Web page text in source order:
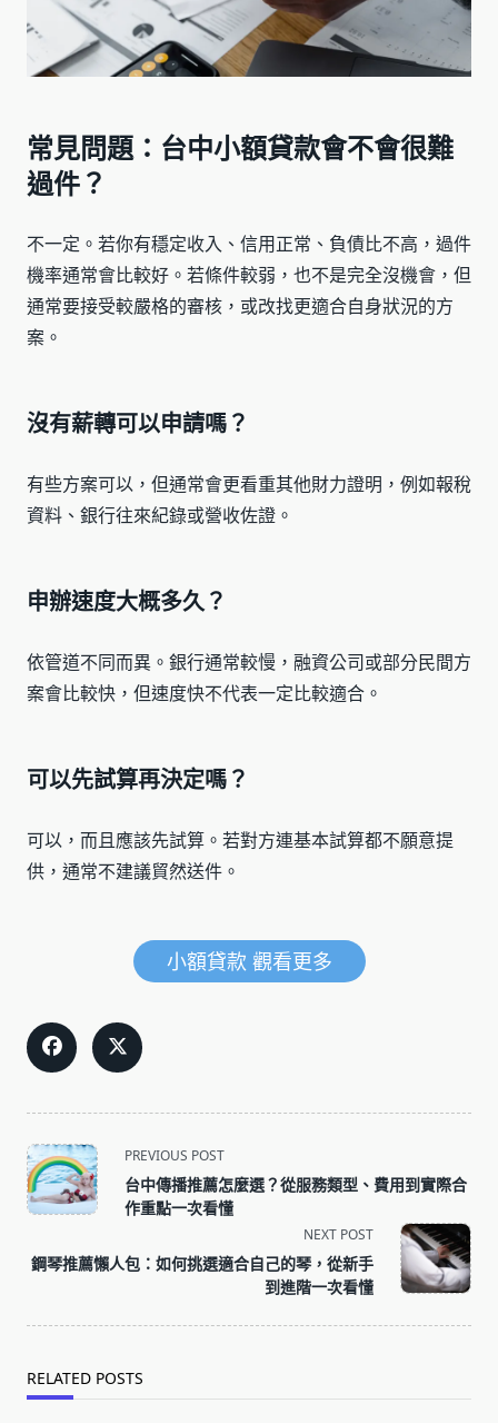
常見問題：台中小額貸款會不會很難
過件？
不一定。若你有穩定收入、信用正常、負債比不高，過件
機率通常會比較好。若條件較弱，也不是完全沒機會，但
通常要接受較嚴格的審核，或改找更適合自身狀況的方
案。
沒有薪轉可以申請嗎？
有些方案可以，但通常會更看重其他財力證明，例如報稅
資料、銀行往來紀錄或營收佐證。
申辦速度大概多久？
依管道不同而異。銀行通常較慢，融資公司或部分民間方
案會比較快，但速度快不代表一定比較適合。
可以先試算再決定嗎？
可以，而且應該先試算。若對方連基本試算都不願意提
供，通常不建議貿然送件。
小額貸款 觀看更多
<span
class="nav-
subtitle
reader-
PREVIOUS POST
台中傳播推薦怎麼選？從服務類型、費用到實際合
作重點一次看懂
NEXT POST
鋼琴推薦懶人包：如何挑選適合自己的琴，從新手
到進階一次看懂
RELATED POSTS